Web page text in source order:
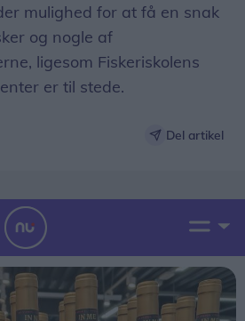
mulighed for at få en snak
og nogle af
ligesom Fiskeriskolens
er til stede.
Del artikel